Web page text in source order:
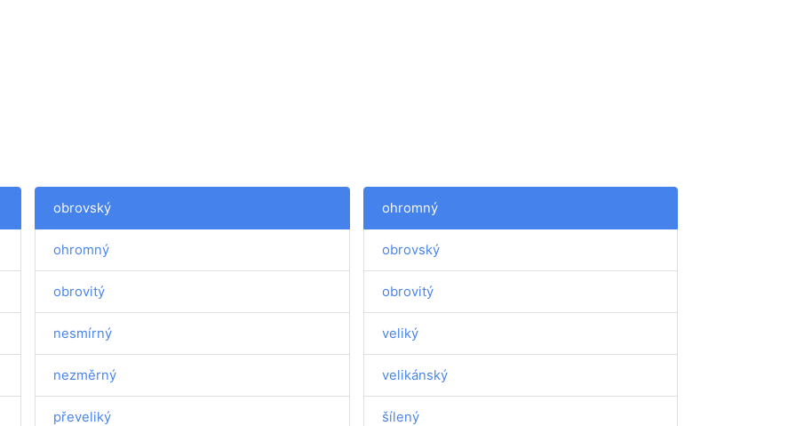
obrovský
ohromný
obrovitý
nesmírný
nezměrný
převeliký
ohromný
obrovský
obrovitý
veliký
velikánský
šílený